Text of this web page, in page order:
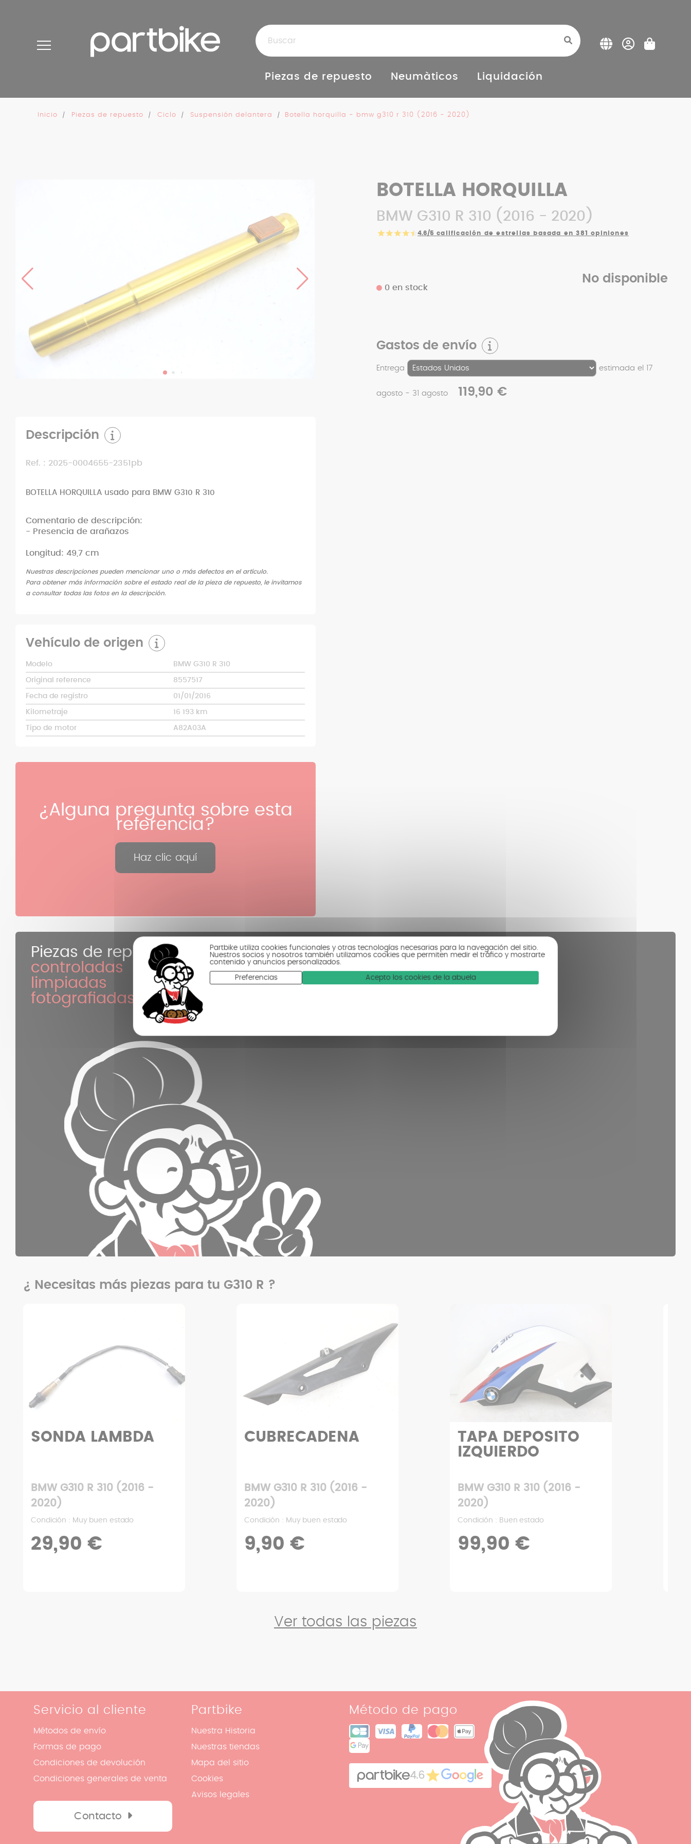
Partbike utiliza cookies funcionales y otras tecnologías necesarias para la navegación del sitio.
Nuestros socios y nosotros también utilizamos cookies que permiten medir el tráfico y mostrarte
contenido y anuncios personalizados.
Preferencias Acepto los cookies de la abuela
Piezas de repuesto Neumàticos Liquidación
Inicio Piezas de repuesto Ciclo Suspensión delantera Botella horquilla - bmw g310 r 310 (2016 - 2020)
BOTELLA HORQUILLA
BMW G310 R 310 (2016 - 2020)
4.6/5 calificación de estrellas basada en 381 opiniones
Gastos de envío
Entrega estimada el 17
agosto - 31 agosto 119,90 €
0 en stock
No disponible
Descripción
Ref. : 2025-0004655-2351pb
BOTELLA HORQUILLA usado para BMW G310 R 310
Comentario de descripción:
- Presencia de arañazos
Longitud: 49,7 cm
Nuestras descripciones pueden mencionar uno o más defectos en el artículo.
Para obtener más información sobre el estado real de la pieza de repuesto, le invitamos
a consultar todas las fotos en la descripción.
Vehículo de origen
Modelo BMW G310 R 310
Original reference 8557517
Fecha de registro 01/01/2016
Kilometraje 16 193 km
Tipo de motor A82A03A
¿Alguna pregunta sobre esta
referencia?
Haz clic aquí
Piezas de repuesto
controladas
limpiadas
fotografiadas
¿ Necesitas más piezas para tu G310 R ?
SONDA LAMBDA
BMW G310 R 310 (2016 -
2020)
Condición : Muy buen estado
29,90 €
CUBRECADENA
BMW G310 R 310 (2016 -
2020)
Condición : Muy buen estado
9,90 €
TAPA DEPOSITO
IZQUIERDO
BMW G310 R 310 (2016 -
2020)
Condición : Buen estado
99,90 €
Ver todas las piezas
Servicio al cliente
Métodos de envío
Formas de pago
Condiciones de devolución
Condiciones generales de venta
Contacto
Partbike
Nuestra Historia
Nuestras tiendas
Mapa del sitio
Cookies
Avisos legales
Método de pago
4.6